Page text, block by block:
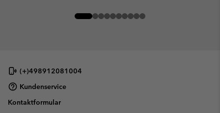
(+)498912081004
Kundenservice
Kontaktformular